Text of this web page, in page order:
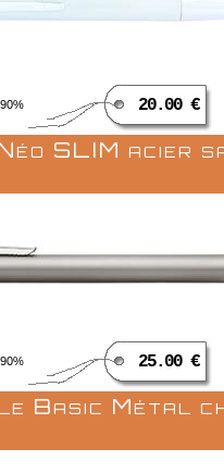
20.00 €
SLIM acier
25.00 €
Basic Métal